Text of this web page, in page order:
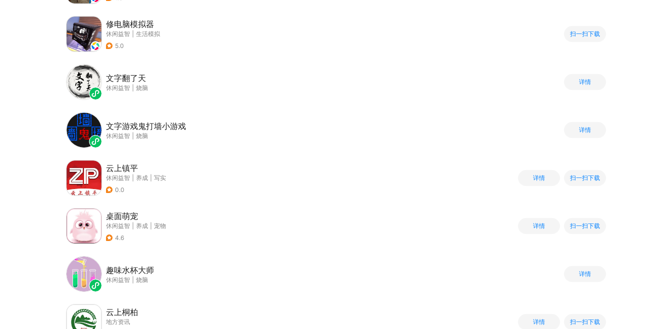
修电脑模拟器
休闲益智
生活模拟
5.0
扫一扫下载
文字翻了天
休闲益智 烧脑
详情
文字游戏鬼打墙小游戏
休闲益智 烧脑
详情
云上镇平
休闲益智 养成
写实
0.0
详情 扫一扫下载
桌面萌宠
休闲益智 养成
宠物
4.6
详情 扫一扫下载
趣味水杯大师
休闲益智 烧脑
详情
云上桐柏
地方资讯
详情 扫一扫下载